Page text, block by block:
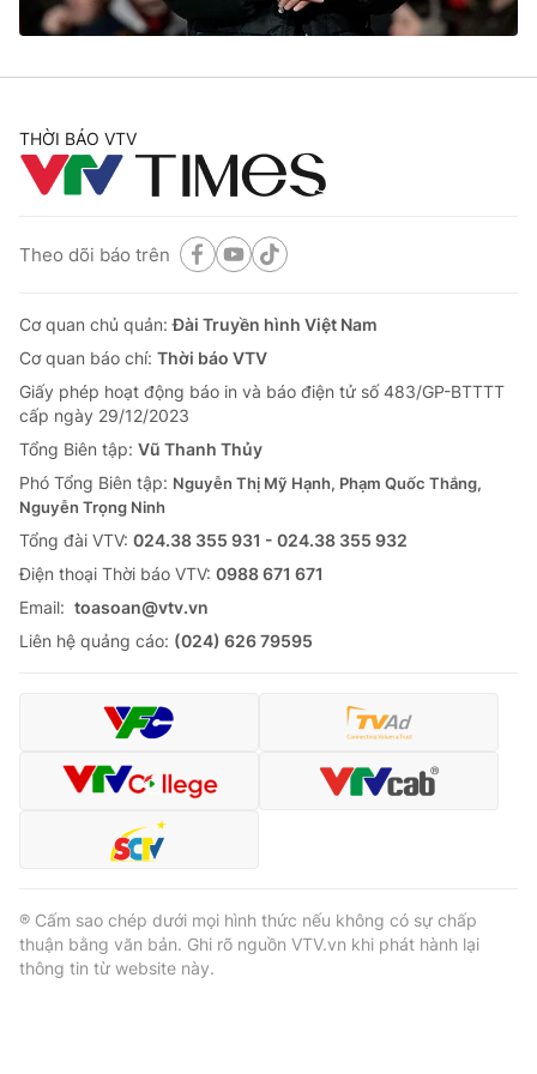
thuận bằng văn bản. Ghi rõ nguồn VTV.vn khi phát hành lại
thông tin từ website này.
THỜI BÁO VTV
Theo dõi báo trên
Cơ quan chủ quản:Đài Truyền hình Việt Nam
Cơ quan báo chí: Thời báo VTV
Giấy phép hoạt động báo in và báo điện tử số 483/GP-BTTTT
cấp ngày 29/12/2023
Tổng Biên tập: Vũ Thanh Thủy
Phó Tổng Biên tập: Nguyễn Thị Mỹ Hạnh, Phạm Quốc Thắng,
Nguyễn Trọng Ninh
Tổng đài VTV: 024.38 355 931 - 024.38 355 932
Ðiện thoại Thời báo VTV: 0988 671 671
Email: toasoan@vtv.vn
Liên hệ quảng cáo: (024) 626 79595
® Cấm sao chép dưới mọi hình thức nếu không có sự chấp
thuận bằng văn bản. Ghi rõ nguồn VTV.vn khi phát hành lại
thông tin từ website này.